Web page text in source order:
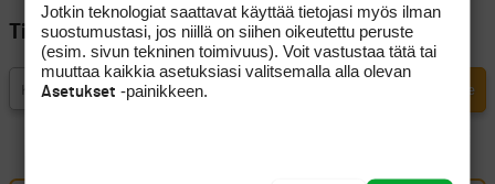
Tilaa Golfpisteen uutiskirje
Jotkin teknologiat saattavat käyttää tietojasi myös ilman
suostumustasi, jos niillä on siihen oikeutettu peruste
(esim. sivun tekninen toimivuus). Voit vastustaa tätä tai
muuttaa kaikkia asetuksiasi valitsemalla alla olevan
Asetukset -painikkeen.